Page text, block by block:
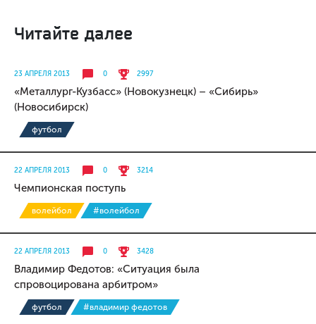
Читайте далее
23 АПРЕЛЯ 2013 0 2997
«Металлург-Кузбасс» (Новокузнецк) – «Сибирь»
(Новосибирск)
футбол
22 АПРЕЛЯ 2013 0 3214
Чемпионская поступь
волейбол #волейбол
22 АПРЕЛЯ 2013 0 3428
Владимир Федотов: «Ситуация была
спровоцирована арбитром»
футбол #владимир федотов